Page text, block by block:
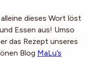
dieses Wort löst
Essen aus! Umso
das Rezept unseres
Blog MaLu’s